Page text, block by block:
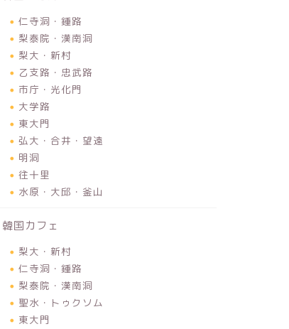
仁寺洞・鍾路
梨泰院・漢南洞
梨大・新村
乙支路・忠武路
市庁・光化門
大学路
東大門
弘大・合井・望遠
明洞
往十里
水原・大邱・釜山
韓国カフェ
梨大・新村
仁寺洞・鍾路
梨泰院・漢南洞
聖水・トゥクソム
東大門